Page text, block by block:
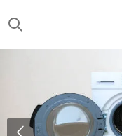
al
contenuto